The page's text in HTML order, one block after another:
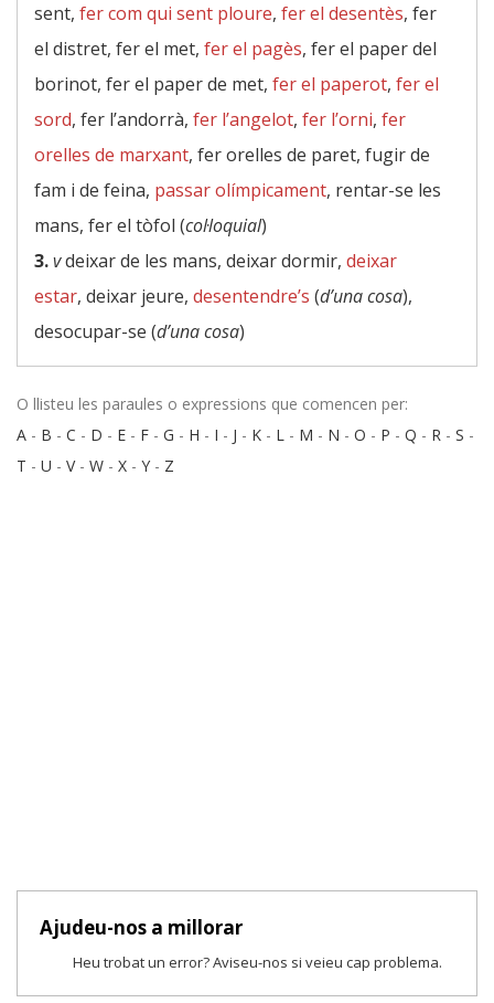
sent, fer com qui sent ploure, fer el desentès, fer
el distret, fer el met, fer el pagès, fer el paper del
borinot, fer el paper de met, fer el paperot, fer el
sord, fer l’andorrà, fer l’angelot, fer l’orni, fer
orelles de marxant, fer orelles de paret, fugir de
fam i de feina, passar olímpicament, rentar-se les
mans, fer el tòfol (col·loquial)
3.vdeixar de les mans, deixar dormir, deixar
estar, deixar jeure, desentendre’s (d’una cosa),
desocupar-se (d’una cosa)
O llisteu les paraules o expressions que comencen per:
A - B - C - D - E - F - G - H - I - J - K - L - M - N - O - P - Q - R - S -
T - U - V- W - X - Y - Z
Ajudeu-nos a millorar
Heu trobat un error? Aviseu-nos si veieu cap problema.